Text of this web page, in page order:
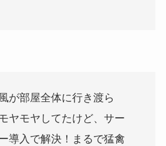
が部屋全体に行き渡ら
ヤモヤしてたけど、サー
導入で解決！まるで猛禽